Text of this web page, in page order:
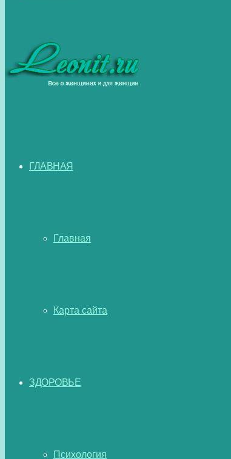
ГЛАВНАЯ
Главная
Карта сайта
ЗДОРОВЬЕ
Психология